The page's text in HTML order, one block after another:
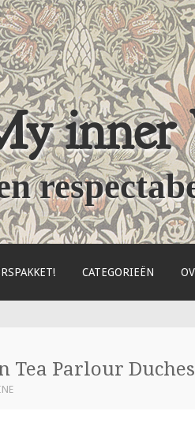
inner
CATEGORIEËN
Tea Parlour